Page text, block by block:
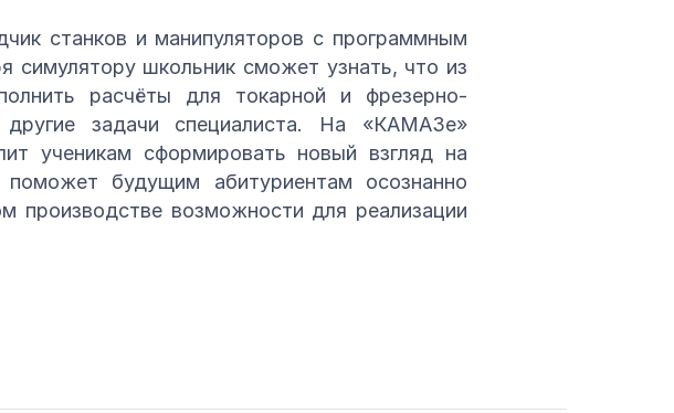
станков и манипуляторов с программным
симулятору школьник сможет узнать, что из
расчёты для токарной и фрезерно-
задачи специалиста. На «КАМАЗе»
ученикам сформировать новый взгляд на
будущим абитуриентам осознанно
производстве возможности для реализации